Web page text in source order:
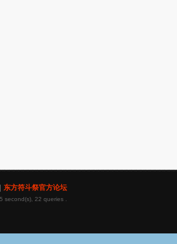
东方符斗祭官方论坛
second(s), 22 queries .